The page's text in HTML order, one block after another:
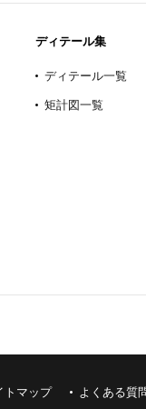
ディテール集
ディテール一覧
矩計図一覧
トマップ よくある質